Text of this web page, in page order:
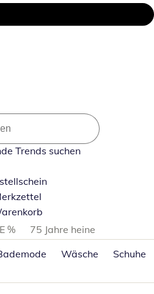
Trends suchen
%
75 Jahre heine
Wäsche Schuhe